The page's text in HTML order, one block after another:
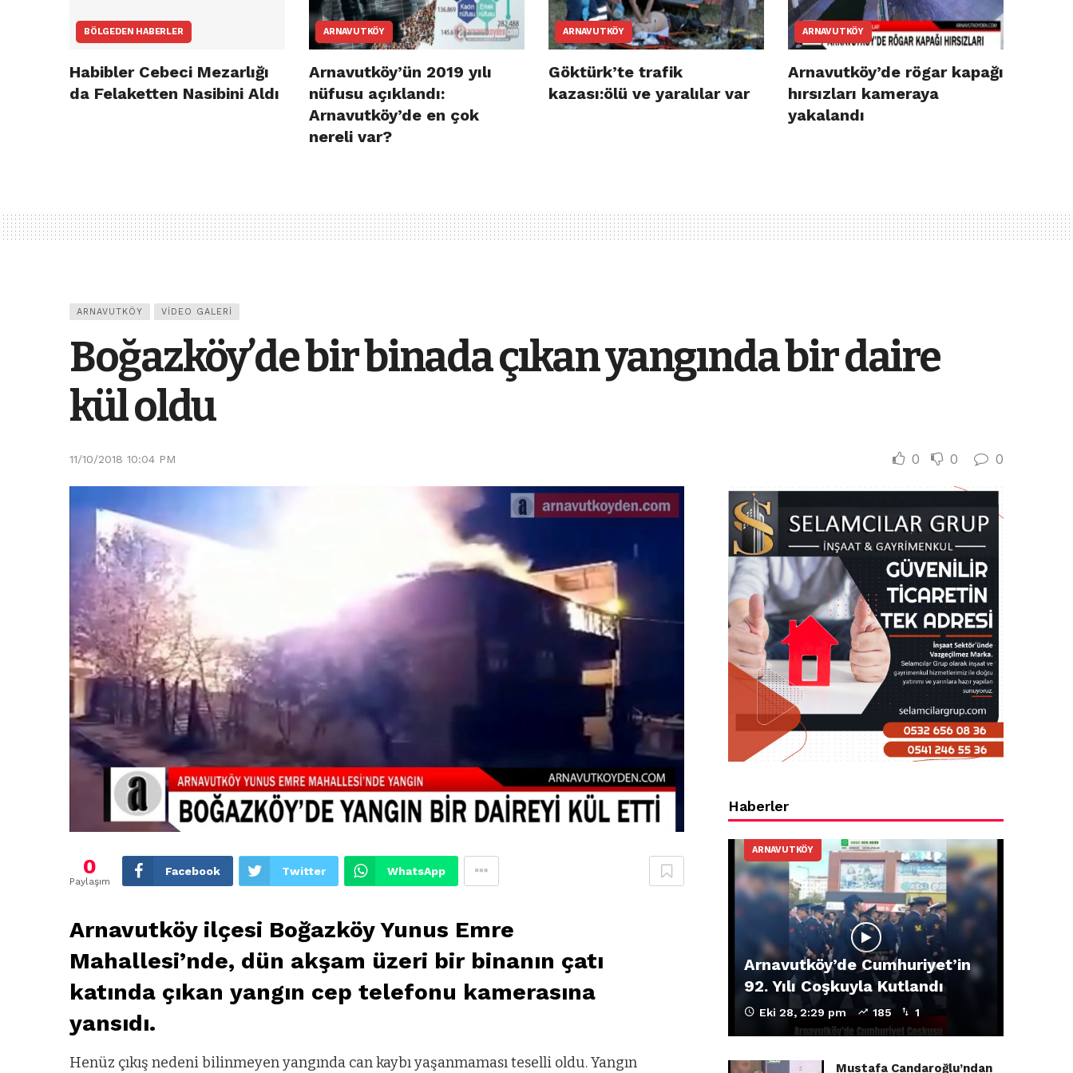
BÖLGEDEN HABERLER
Habibler Cebeci Mezarlığı
da Felaketten Nasibini Aldı
ARNAVUTKÖY
Arnavutköy’ün 2019 yılı
nüfusu açıklandı:
Arnavutköy’de en çok
nereli var?
ARNAVUTKÖY
Göktürk’te trafik
kazası:ölü ve yaralılar var
ARNAVUTKÖY
Arnavutköy’de rögar kapağı
hırsızları kameraya
yakalandı
ARNAVUTKÖY VIDEO GALERI
Boğazköy’de bir binada çıkan yangında bir daire
kül oldu
11/10/2018 10:04 PM 0 0 0
0
Paylaşım
Facebook Twitter WhatsApp
Arnavutköy ilçesi Boğazköy Yunus Emre
Mahallesi’nde, dün akşam üzeri bir binanın çatı
katında çıkan yangın cep telefonu kamerasına
yansıdı.
Henüz çıkış nedeni bilinmeyen yangında can kaybı yaşanmaması teselli oldu. Yangın
Haberler
ARNAVUTKÖY
Arnavutköy’de Cumhuriyet’in
92. Yılı Coşkuyla Kutlandı
Eki 28, 2:29 pm 185 1
Mustafa Candaroğlu’ndan